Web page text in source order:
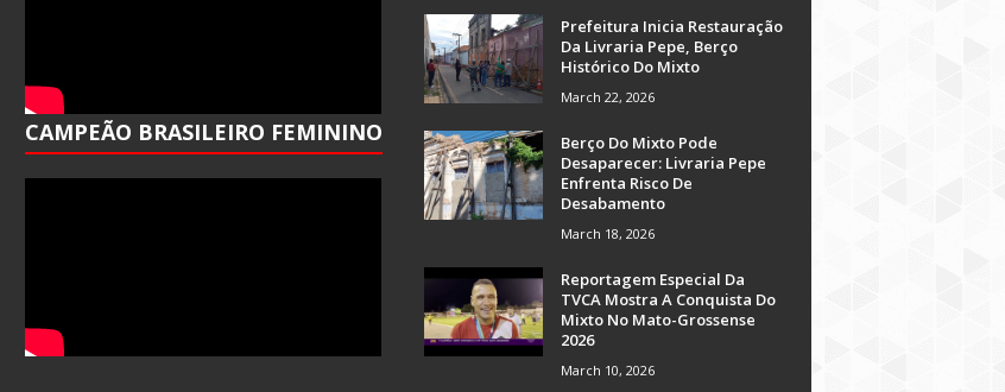
CAMPEÃO BRASILEIRO FEMININO
Prefeitura Inicia Restauração
Da Livraria Pepe, Berço
Histórico Do Mixto
March 22, 2026
Berço Do Mixto Pode
Desaparecer: Livraria Pepe
Enfrenta Risco De
Desabamento
March 18, 2026
Reportagem Especial Da
TVCA Mostra A Conquista Do
Mixto No Mato-Grossense
2026
March 10, 2026